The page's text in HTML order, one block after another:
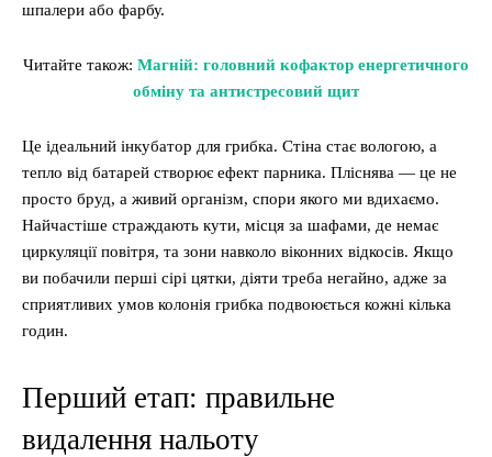
шпалери або фарбу.
Читайте також: Магній: головний кофактор енергетичного
обміну та антистресовий щит
Це ідеальний інкубатор для грибка. Стіна стає вологою, а
тепло від батарей створює ефект парника. Пліснява — це не
просто бруд, а живий організм, спори якого ми вдихаємо.
Найчастіше страждають кути, місця за шафами, де немає
циркуляції повітря, та зони навколо віконних відкосів. Якщо
ви побачили перші сірі цятки, діяти треба негайно, адже за
сприятливих умов колонія грибка подвоюється кожні кілька
годин.
Перший етап: правильне
видалення нальоту